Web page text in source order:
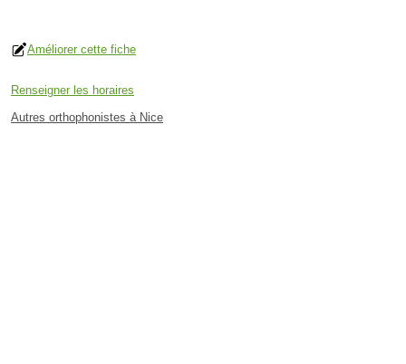
Améliorer cette fiche
Renseigner les horaires
Autres orthophonistes à Nice